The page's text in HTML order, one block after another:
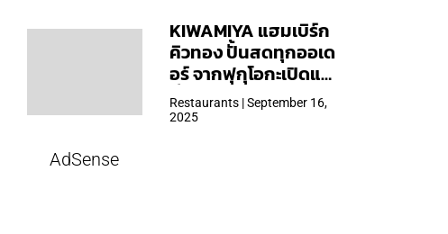
KIWAMIYA แฮมเบิร์ก
คิวทอง ปั้นสดทุกออเด
อร์ จากฟุกุโอกะเปิดแล้ว
ที่ Central Park
Restaurants | September 16,
2025
AdSense